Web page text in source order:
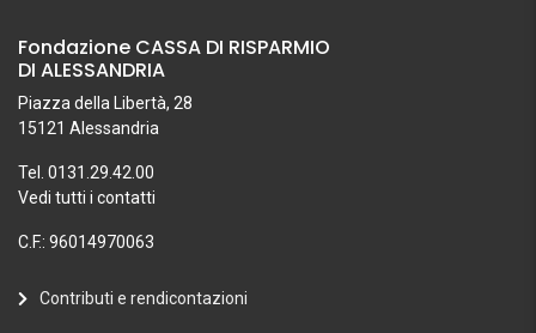
Fondazione CASSA DI RISPARMIO
DI ALESSANDRIA
Piazza della Libertà, 28
15121 Alessandria
Tel. 0131.29.42.00
Vedi tutti i contatti
C.F.: 96014970063
Contributi e rendicontazioni